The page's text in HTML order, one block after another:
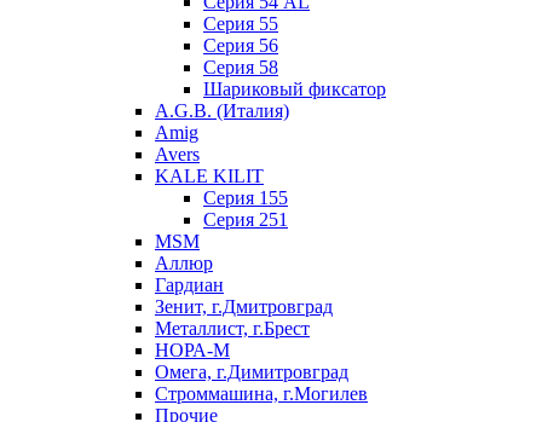
Серия 55
Серия 56
Серия 58
Шариковый фиксатор
A.G.B. (Италия)
Amig
Avers
KALE KILIT
Серия 155
Серия 251
MSM
Аллюр
Гардиан
Зенит, г.Дмитровград
Металлист, г.Брест
НОРА-М
Омега, г.Димитровград
Строммашина, г.Могилев
Прочие